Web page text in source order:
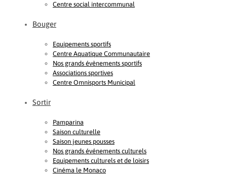
Centre social intercommunal
Bouger
Equipements sportifs
Centre Aquatique Communautaire
Nos grands évènements sportifs
Associations sportives
Centre Omnisports Municipal
Sortir
Pamparina
Saison culturelle
Saison jeunes pousses
Nos grands événements culturels
Equipements culturels et de loisirs
Cinéma le Monaco